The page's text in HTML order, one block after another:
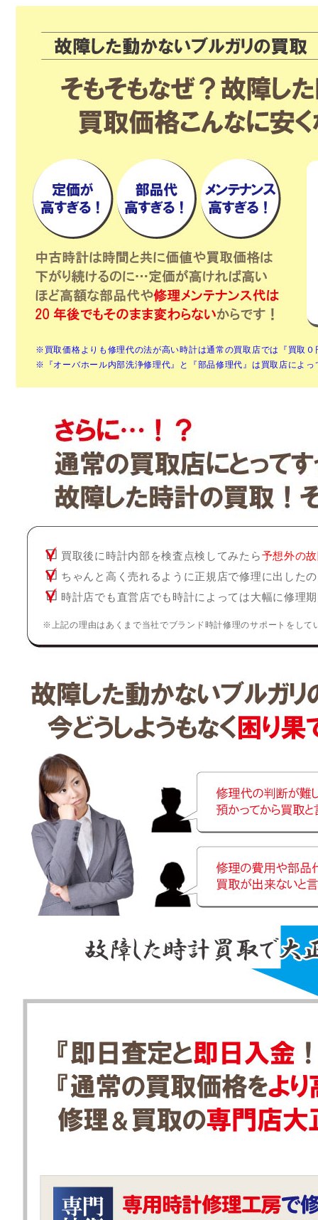
※買取価格よりも修理代の法が高い時計は通常の買取店では『買取
※『オーバホール内部洗浄修理代』と『部品修理代』は買取店によっ
買取後に時計内部を検査点検してみたら予想外の
ちゃんと高く売れるように正規店で修理に出した
時計店でも直営店でも時計によっては大幅に修理
※上記の理由はあくまで当社でブランド時計修理のサポートをし